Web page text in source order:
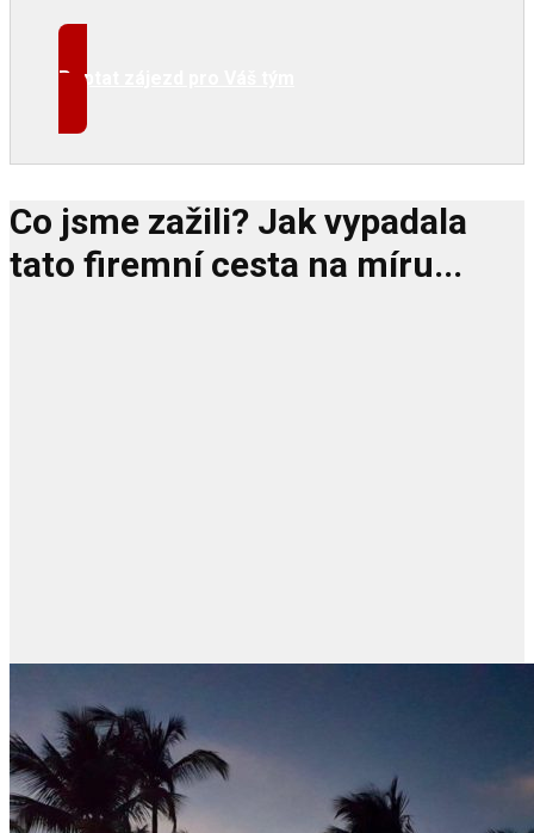
Poptat zájezd pro Váš tým
Co jsme zažili? Jak vypadala
tato firemní cesta na míru...